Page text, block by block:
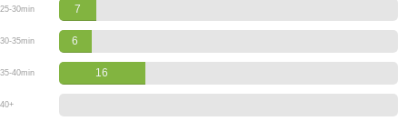
25-30min 7
30-35min 6
35-40min 16
40+